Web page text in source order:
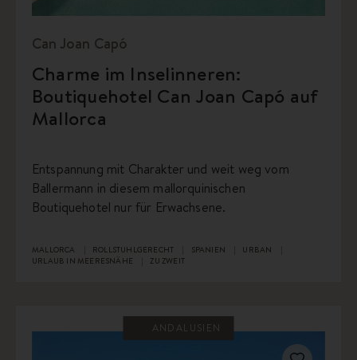
Can Joan Capó
Charme im Inselinneren:
Boutiquehotel Can Joan Capó auf
Mallorca
Entspannung mit Charakter und weit weg vom
Ballermann in diesem mallorquinischen
Boutiquehotel nur für Erwachsene.
MALLORCA ROLLSTUHLGERECHT SPANIEN
URBAN
URLAUB IN MEERESNÄHE
ZU ZWEIT
ANDALUSIEN